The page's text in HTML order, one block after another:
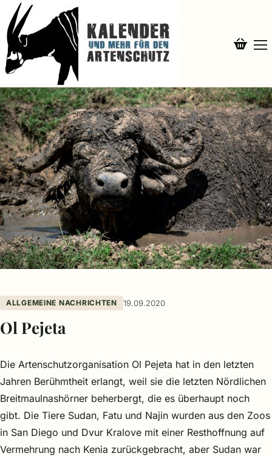
ALLGEMEINE NACHRICHTEN 19.09.2020
Ol Pejeta
Die Artenschutzorganisation Ol Pejeta hat in den letzten
Jahren Berühmtheit erlangt, weil sie die letzten Nördlichen
Breitmaulnashörner beherbergt, die es überhaupt noch
gibt. Die Tiere Sudan, Fatu und Najin wurden aus den Zoos
in San Diego und Dvur Kralove mit einer Resthoffnung auf
Vermehrung nach Kenia zurückgebracht, aber Sudan war